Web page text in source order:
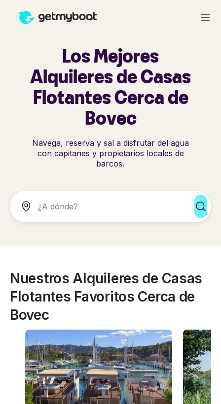
Los Mejores
Alquileres de Casas
Flotantes Cerca de
Bovec
Navega, reserva y sal a disfrutar del agua
con capitanes y propietarios locales de
barcos.
Nuestros Alquileres de Casas
Flotantes Favoritos Cerca de
Bovec